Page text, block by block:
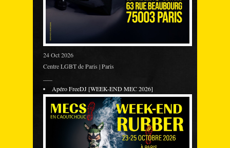
24 Oct 2026
Centre LGBT de Paris | Paris
Apéro FreeDJ [WEEK-END MEC 2026]